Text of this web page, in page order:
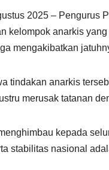
2025 – Pengurus
kelompok anarkis
mengakibatkan
tindakan anarkis
merusak tatanan
kepada
stabilitas nasional